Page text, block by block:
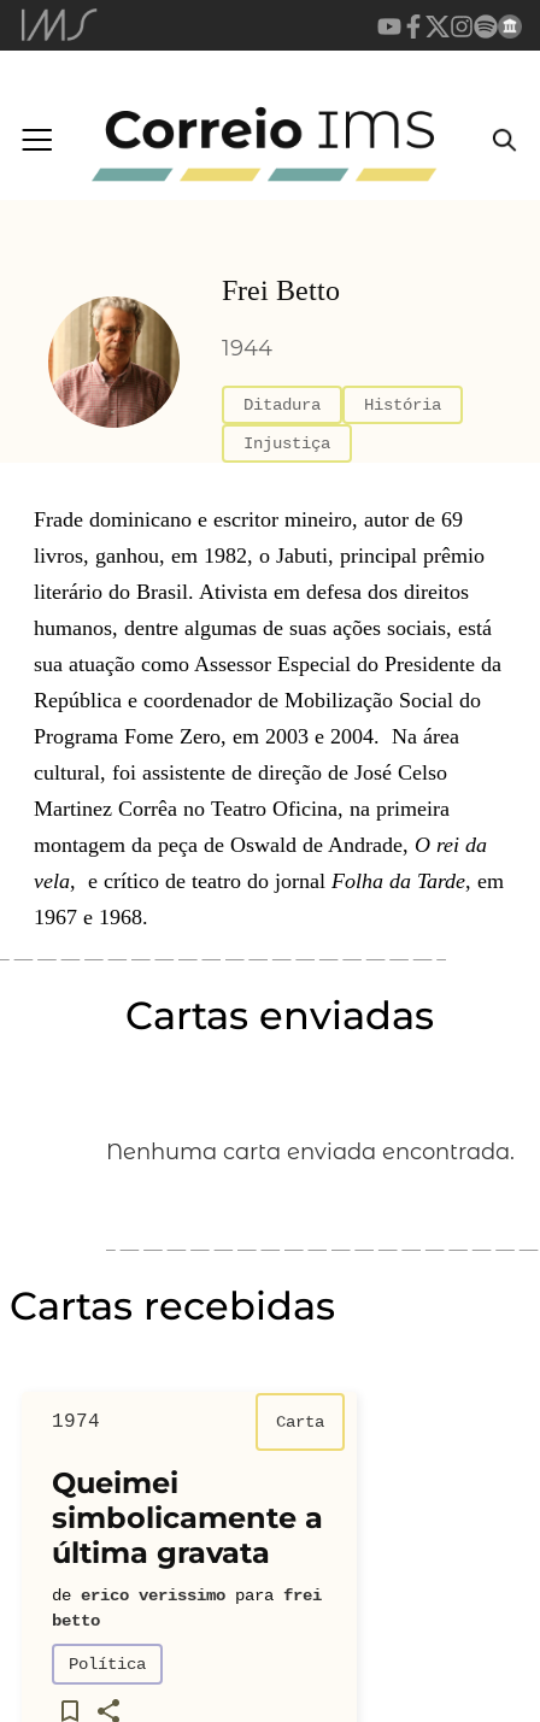
Frei Betto
1944
Ditadura
História
Injustiça
Frade dominicano e escritor mineiro, autor de 69
livros, ganhou, em 1982, o Jabuti, principal prêmio
literário do Brasil. Ativista em defesa dos direitos
humanos, dentre algumas de suas ações sociais, está
sua atuação como Assessor Especial do Presidente da
República e coordenador de Mobilização Social do
Programa Fome Zero, em 2003 e 2004. Na área
cultural, foi assistente de direção de José Celso
Martinez Corrêa no Teatro Oficina, na primeira
montagem da peça de Oswald de Andrade, O rei da
vela, e crítico de teatro do jornal Folha da Tarde, em
1967 e 1968.
Cartas enviadas
Nenhuma carta enviada encontrada.
Cartas recebidas
1974 Carta
Queimei
simbolicamente a
última gravata
de erico verissimo para frei
betto
Política